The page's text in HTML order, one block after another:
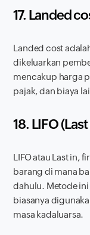
17. Landed
Landed cost
dikeluarkan
mencakup harga
pajak, dan biaya
18. LIFO (
LIFO atau Last in,
barang di mana
dahulu. Metode ini
biasanya
masa kadaluarsa.